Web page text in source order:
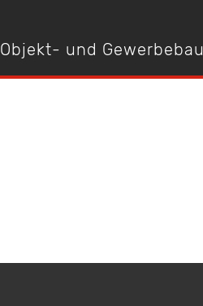
Objekt- und Gewerbebau